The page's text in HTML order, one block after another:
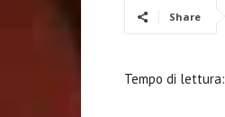
Share
Tempo di lettura: